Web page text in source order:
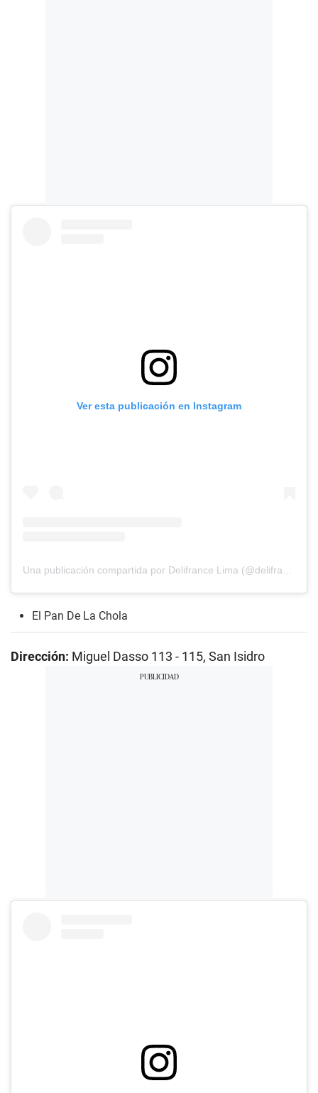
Ver esta publicación en Instagram
El Pan De La Chola
Dirección: Miguel Dasso 113 - 115, San Isidro